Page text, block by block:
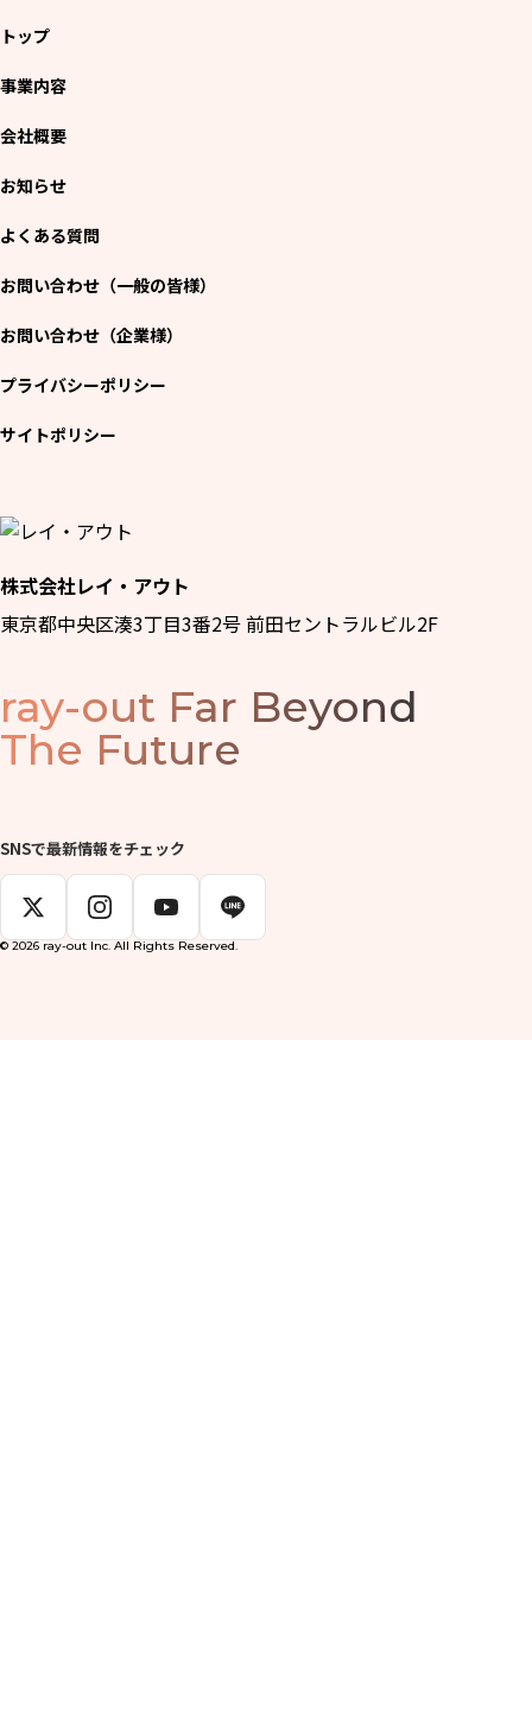
株式会社レイ・アウト
東京都中央区湊3丁目3番2号 前田セントラルビル2F
トップ
事業内容
会社概要
お知らせ
よくある質問
お問い合わせ（一般の皆様）
お問い合わせ（企業様）
プライバシーポリシー
サイトポリシー
ray-out Far Beyond
The Future
SNSで最新情報をチェック
© 2026 ray-out Inc. All Rights Reserved.